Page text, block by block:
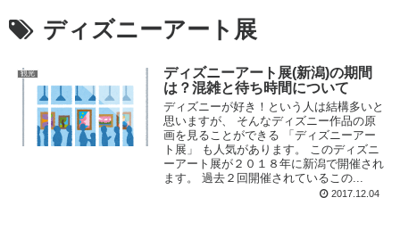
ディズニーアート展
観光
ディズニーアート展(新潟)の期間
は？混雑と待ち時間について
ディズニーが好き！という人は結構多いと
思いますが、 そんなディズニー作品の原
画を見ることができる 「ディズニーアー
ト展」 も人気があります。 このディズニ
ーアート展が２０１８年に新潟で開催され
ます。 過去２回開催されているこの...
2017.12.04